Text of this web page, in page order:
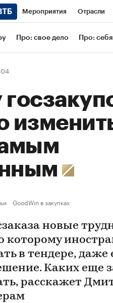
Мероприятия Отрасли
РБК Life
Про: свое дело Про: себя
GoodWin в закупках
новые
которому
в тендере, даже
Каких еще
расскажет